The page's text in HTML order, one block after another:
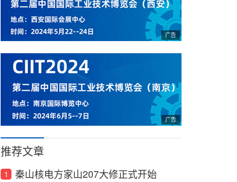
推荐文章
秦山核电方家山207大修正式开始